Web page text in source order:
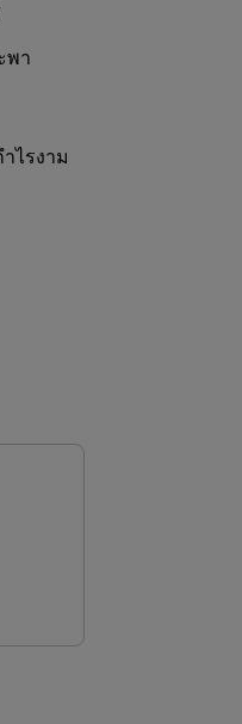
พา
ไรงาม